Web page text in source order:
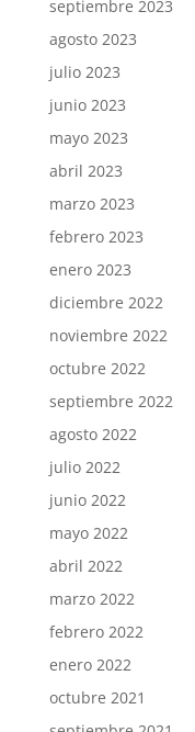
septiembre 2023
agosto 2023
julio 2023
junio 2023
mayo 2023
abril 2023
marzo 2023
febrero 2023
enero 2023
diciembre 2022
noviembre 2022
octubre 2022
septiembre 2022
agosto 2022
julio 2022
junio 2022
mayo 2022
abril 2022
marzo 2022
febrero 2022
enero 2022
octubre 2021